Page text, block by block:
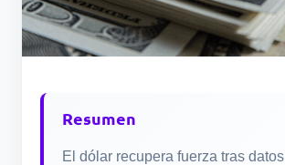
Resumen
El dólar recupera fuerza tras datos